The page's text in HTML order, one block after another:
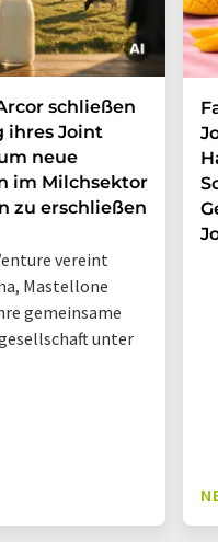
schließen
ihres Joint
neue
im Milchsektor
zu erschließen
vereint
Mastellone
gemeinsame
unter